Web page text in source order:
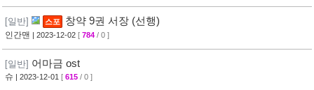
[일반] 스포 창약 9권 서장 (선행)
인간맨 | 2023-12-02 [ 784 / 0 ]
[일반] 어마금 ost
슈 | 2023-12-01 [ 615 / 0 ]